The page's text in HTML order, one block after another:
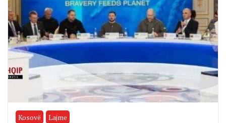
Kosovë Lajme